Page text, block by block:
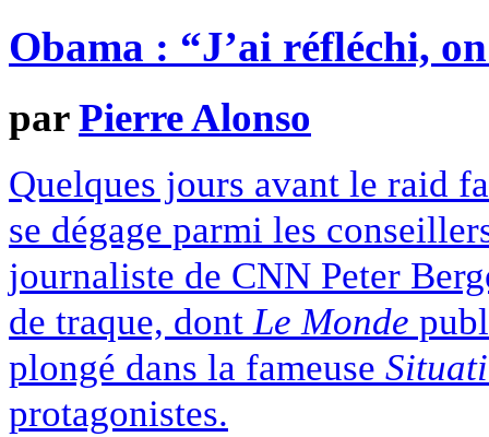
Obama : “J’ai réfléchi,
parPierre Alonso
Quelques jours avant le raid
se dégage parmi les
journaliste de CNN Peter
de traque, dontLe Monde
plongé dans la fameuse
protagonistes.